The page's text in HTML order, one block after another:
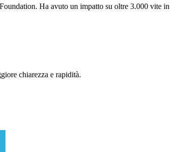
Ha avuto un impatto su oltre 3.000 vite
chiarezza e rapidità.